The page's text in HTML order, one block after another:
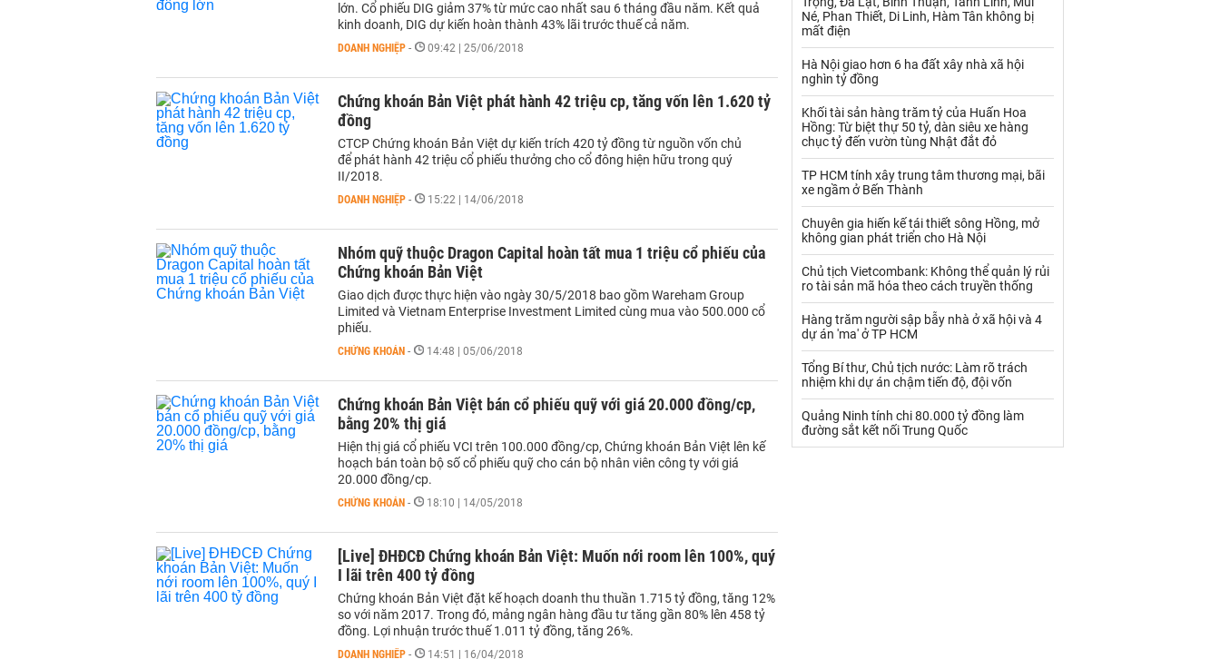
lớn. Cổ phiếu DIG giảm 37% từ mức cao nhất sau 6 tháng đầu năm. Kết quả
kinh doanh, DIG dự kiến hoàn thành 43% lãi trước thuế cả năm.
DOANH NGHIỆP - 09:42 | 25/06/2018
Chứng khoán Bản Việt phát hành 42 triệu cp, tăng vốn lên 1.620 tỷ
đồng
CTCP Chứng khoán Bản Việt dự kiến trích 420 tỷ đồng từ nguồn vốn chủ
để phát hành 42 triệu cổ phiếu thưởng cho cổ đông hiện hữu trong quý
II/2018.
DOANH NGHIỆP - 15:22 | 14/06/2018
Nhóm quỹ thuộc Dragon Capital hoàn tất mua 1 triệu cổ phiếu của
Chứng khoán Bản Việt
Giao dịch được thực hiện vào ngày 30/5/2018 bao gồm Wareham Group
Limited và Vietnam Enterprise Investment Limited cùng mua vào 500.000 cổ
phiếu.
CHỨNG KHOÁN - 14:48 | 05/06/2018
Chứng khoán Bản Việt bán cổ phiếu quỹ với giá 20.000 đồng/cp,
bằng 20% thị giá
Hiện thị giá cổ phiếu VCI trên 100.000 đồng/cp, Chứng khoán Bản Việt lên kế
hoạch bán toàn bộ số cổ phiếu quỹ cho cán bộ nhân viên công ty với giá
20.000 đồng/cp.
CHỨNG KHOÁN - 18:10 | 14/05/2018
[Live] ĐHĐCĐ Chứng khoán Bản Việt: Muốn nới room lên 100%, quý
I lãi trên 400 tỷ đồng
Chứng khoán Bản Việt đặt kế hoạch doanh thu thuần 1.715 tỷ đồng, tăng 12%
so với năm 2017. Trong đó, mảng ngân hàng đầu tư tăng gần 80% lên 458 tỷ
đồng. Lợi nhuận trước thuế 1.011 tỷ đồng, tăng 26%.
DOANH NGHIỆP - 14:51 | 16/04/2018
Muối
Nhựa - Hạt nhựa
Palladium Phân bón
Rau - Củ -Quả Sắt thép
Sữa
Than Thức ăn chăn nuôi
Vàng
Xi măng - Clynker
Né, Phan Thiết, Di Linh, Hàm Tân không bị
mất điện
Hà Nội giao hơn 6 ha đất xây nhà xã hội
nghìn tỷ đồng
Khối tài sản hàng trăm tỷ của Huấn Hoa
Hồng: Từ biệt thự 50 tỷ, dàn siêu xe hàng
chục tỷ đến vườn tùng Nhật đắt đỏ
TP HCM tính xây trung tâm thương mại, bãi
xe ngầm ở Bến Thành
Chuyên gia hiến kế tái thiết sông Hồng, mở
không gian phát triển cho Hà Nội
Chủ tịch Vietcombank: Không thể quản lý rủi
ro tài sản mã hóa theo cách truyền thống
Hàng trăm người sập bẫy nhà ở xã hội và 4
dự án 'ma' ở TP HCM
Tổng Bí thư, Chủ tịch nước: Làm rõ trách
nhiệm khi dự án chậm tiến độ, đội vốn
Quảng Ninh tính chi 80.000 tỷ đồng làm
đường sắt kết nối Trung Quốc